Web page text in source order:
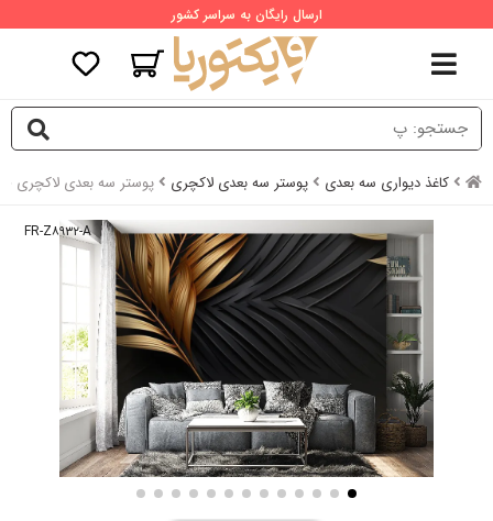
ارسال رایگان به سراسر کشور
کاغذ دیواری سه بعدی پوستر سه بعدی لاکچری پوستر سه بعدی لاکچری
FR-Z۸۹۳۲-A